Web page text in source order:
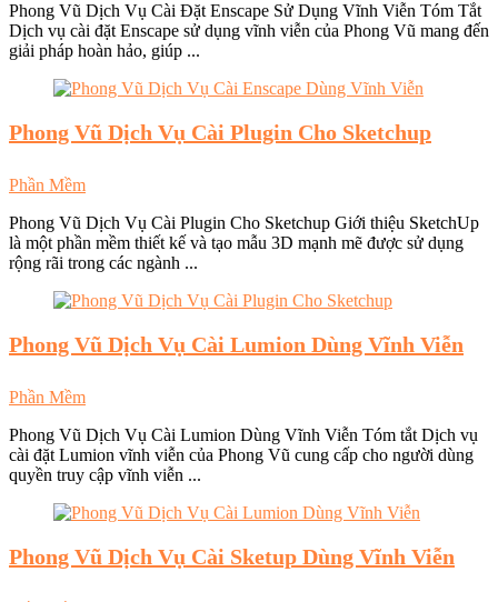
Phong Vũ Dịch Vụ Cài Đặt Enscape Sử Dụng Vĩnh Viễn Tóm Tắt
Dịch vụ cài đặt Enscape sử dụng vĩnh viễn của Phong Vũ mang đến
giải pháp hoàn hảo, giúp ...
Phong Vũ Dịch Vụ Cài Plugin Cho Sketchup
Phần Mềm
Phong Vũ Dịch Vụ Cài Plugin Cho Sketchup Giới thiệu SketchUp
là một phần mềm thiết kế và tạo mẫu 3D mạnh mẽ được sử dụng
rộng rãi trong các ngành ...
Phong Vũ Dịch Vụ Cài Lumion Dùng Vĩnh Viễn
Phần Mềm
Phong Vũ Dịch Vụ Cài Lumion Dùng Vĩnh Viễn Tóm tắt Dịch vụ
cài đặt Lumion vĩnh viễn của Phong Vũ cung cấp cho người dùng
quyền truy cập vĩnh viễn ...
Phong Vũ Dịch Vụ Cài Sketup Dùng Vĩnh Viễn